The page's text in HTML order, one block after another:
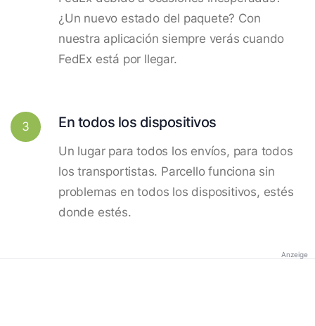
¿Un nuevo estado del paquete? Con
nuestra aplicación siempre verás cuando
FedEx está por llegar.
3 En todos los dispositivos
Un lugar para todos los envíos, para todos
los transportistas. Parcello funciona sin
problemas en todos los dispositivos, estés
donde estés.
Anzeige